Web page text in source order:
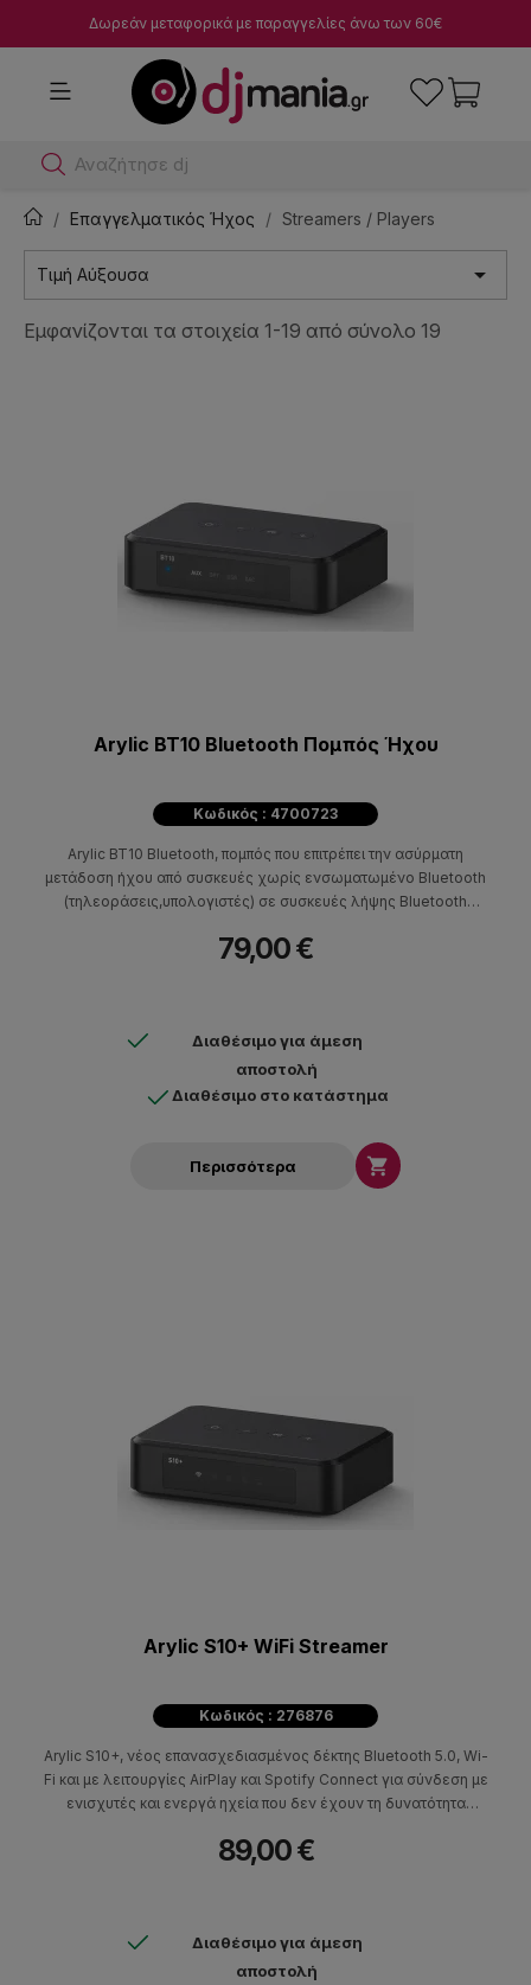
Δωρεάν μεταφορικά με παραγγελίες άνω των 60€
Αναζήτησε dj μίκτες
Επαγγελματικός Ήχος Streamers / Players
Τιμή Αύξουσα 
Εμφανίζονται τα στοιχεία 1-19 από σύνολο 19
Arylic BT10 Bluetooth Πομπός Ήχου
Κωδικός : 4700723
Arylic BT10 Bluetooth, πομπός που επιτρέπει την ασύρματη
μετάδοση ήχου από συσκευές χωρίς ενσωματωμένο Bluetooth
(τηλεοράσεις,υπολογιστές) σε συσκευές λήψης Bluetooth
79,00 €
Διαθέσιμο για άμεση
αποστολή
Διαθέσιμο στο κατάστημα
Περισσότερα 
Arylic S10+ WiFi Streamer
Κωδικός : 276876
Arylic S10+, νέος επανασχεδιασμένος δέκτης Bluetooth 5.0, Wi-
Fi και με λειτουργίες AirPlay και Spotify Connect για σύνδεση με
ενισχυτές και ενεργά ηχεία που δεν έχουν τη δυνατότητα
89,00 €
Διαθέσιμο για άμεση
αποστολή